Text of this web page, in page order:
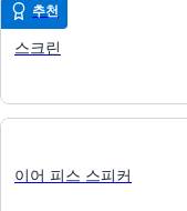
추천
스크린
이어 피스 스피커